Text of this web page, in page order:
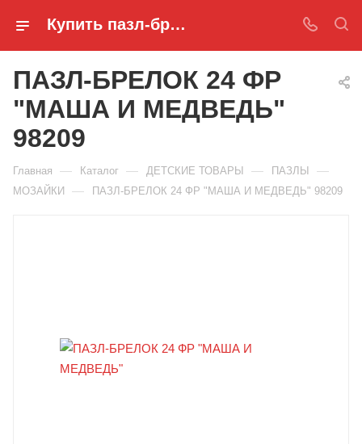
Купить пазл-брелок 24 фр "маша и медведь" 98209 в Ростове-на-Дону
ПАЗЛ-БРЕЛОК 24 ФР
"МАША И МЕДВЕДЬ"
98209
Главная — Каталог — ДЕТСКИЕ ТОВАРЫ — ПАЗЛЫ —
МОЗАЙКИ — ПАЗЛ-БРЕЛОК 24 ФР "МАША И МЕДВЕДЬ" 98209